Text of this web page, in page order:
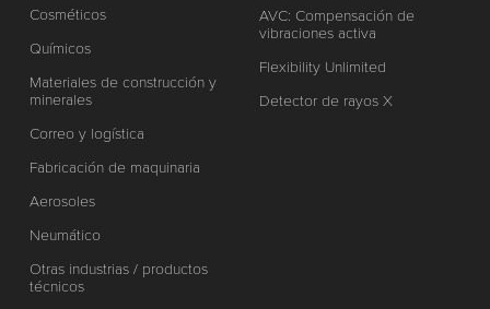
Cosméticos
Químicos
Materiales de construcción y
minerales
Correo y logística
Fabricación de maquinaria
Aerosoles
Neumático
Otras industrias / productos
técnicos
AVC: Compensación de
vibraciones activa
Flexibility Unlimited
Detector de rayos X